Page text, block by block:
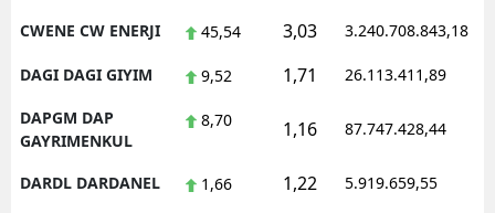
CWENE CW ENERJI 45,54 3,03 3.240.708.843,18
DAGI DAGI GIYIM 9,52 1,71 26.113.411,89
DAPGM DAP
GAYRIMENKUL
8,70 1,16 87.747.428,44
DARDL DARDANEL 1,66 1,22 5.919.659,55